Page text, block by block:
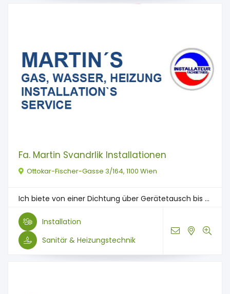
Fa. Martin Svandrlik Installationen
Ottokar-Fischer-Gasse 3/164, 1100 Wien
Ich biete von einer Dichtung über Gerätetausch bis ...
Installation
Sanitär & Heizungstechnik